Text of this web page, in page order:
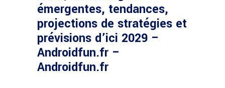
émergentes, tendances,
projections de stratégies et
prévisions d’ici 2029 –
Androidfun.fr –
Androidfun.fr